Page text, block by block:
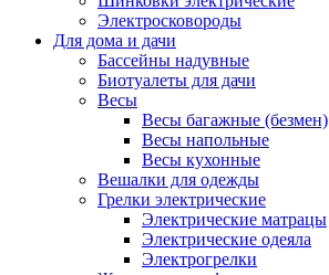
Электросковороды
Для дома и дачи
Бассейны надувные
Биотуалеты для дачи
Весы
Весы багажные (безмен)
Весы напольные
Весы кухонные
Вешалки для одежды
Грелки электрические
Электрические матрацы
Электрические одеяла
Электрогрелки